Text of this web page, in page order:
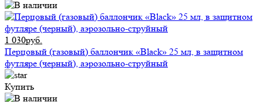
1 030руб.
Перцовый (газовый) баллончик «Black» 25 мл, в защитном
футляре (черный), аэрозольно-струйный
Купить